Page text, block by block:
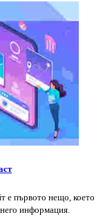
е първото нещо, което
информация.